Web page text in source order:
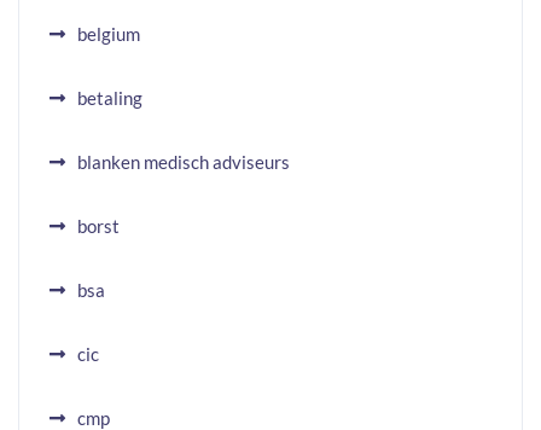
belgium
betaling
blanken medisch adviseurs
borst
bsa
cic
cmp